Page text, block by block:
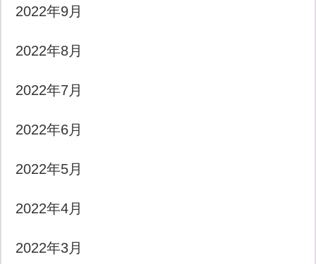
2022年9月
2022年8月
2022年7月
2022年6月
2022年5月
2022年4月
2022年3月